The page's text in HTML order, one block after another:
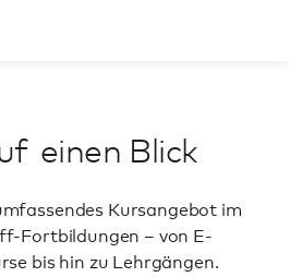
einen Blick
Kursangebot im
Fortbildungen – von E-
bis hin zu Lehrgängen.